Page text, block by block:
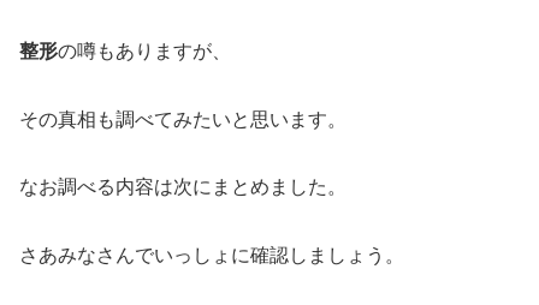
整形の噂もありますが、
その真相も調べてみたいと思います。
なお調べる内容は次にまとめました。
さあみなさんでいっしょに確認しましょう。